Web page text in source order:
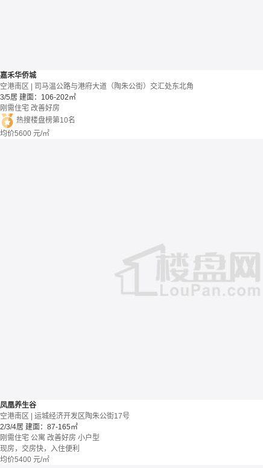
嘉禾华侨城
空港南区 | 司马温公路与港府大道（陶朱公街）交汇处东北角
3/5居 建面：106-202㎡
刚需住宅 改善好房
热搜楼盘榜第10名
均价5600 元/㎡
凤凰养生谷
空港南区 | 运城经济开发区陶朱公街17号
2/3/4居 建面：87-165㎡
刚需住宅 公寓 改善好房 小户型
现房，交房快，入住便利
均价5400 元/㎡